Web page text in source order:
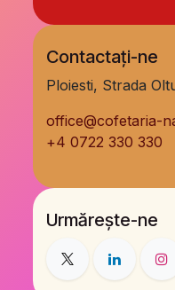
Contactați-ne
Ploiesti, Strada
office@cofetaria-
+4 0722 330 330
Urmărește-ne